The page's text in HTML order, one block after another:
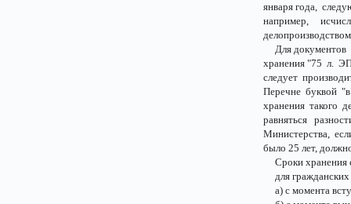
января года,
например,
Для документов
хранения "75 л.
следует
Перечне буквой
хранения такого
равняться
Министерства,
было 25 лет,
Сроки хранения
для гражданских
а) с момента